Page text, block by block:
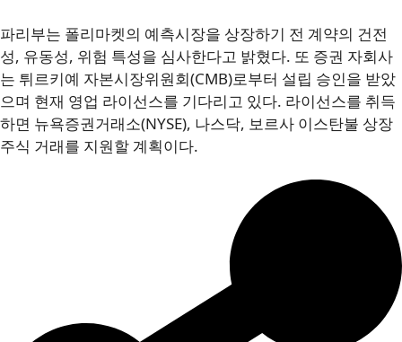
파리부는 폴리마켓의 예측시장을 상장하기 전 계약의 건전
성, 유동성, 위험 특성을 심사한다고 밝혔다. 또 증권 자회사
는 튀르키예 자본시장위원회(CMB)로부터 설립 승인을 받았
으며 현재 영업 라이선스를 기다리고 있다. 라이선스를 취득
하면 뉴욕증권거래소(NYSE), 나스닥, 보르사 이스탄불 상장
주식 거래를 지원할 계획이다.